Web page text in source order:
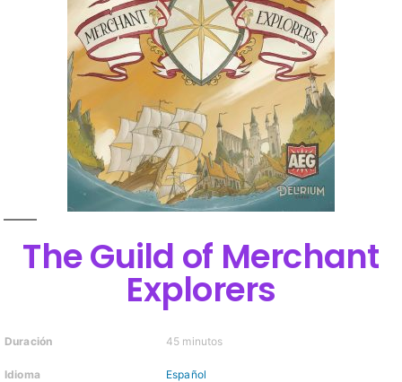
The Guild of Merchant
Explorers
Duración 45 minutos
Idioma Español